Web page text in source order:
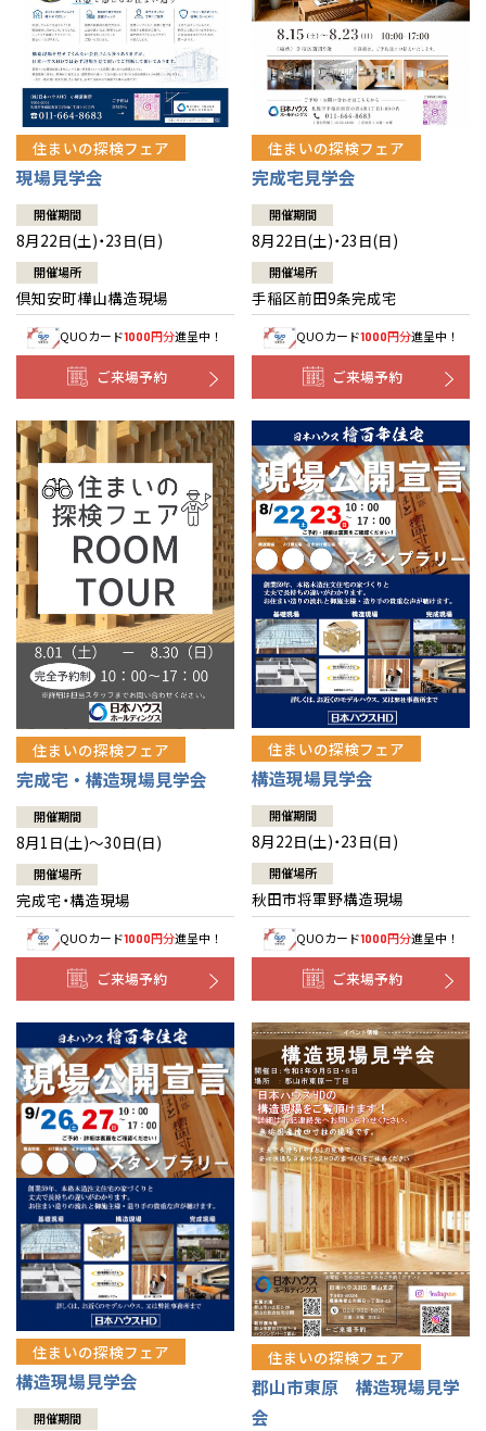
住まいの探検フェア
現場見学会
開催期間
8月22日(土)・23日(日)
開催場所
倶知安町樺山構造現場
QUOカード1000円分進呈中！
ご来場予約
住まいの探検フェア
完成宅見学会
開催期間
8月22日(土)・23日(日)
開催場所
手稲区前田9条完成宅
QUOカード1000円分進呈中！
ご来場予約
住まいの探検フェア
完成宅・構造現場見学会
開催期間
8月1日(土)～30日(日)
開催場所
完成宅・構造現場
QUOカード1000円分進呈中！
ご来場予約
住まいの探検フェア
構造現場見学会
開催期間
8月22日(土)・23日(日)
開催場所
秋田市将軍野構造現場
QUOカード1000円分進呈中！
ご来場予約
住まいの探検フェア
構造現場見学会
開催期間
住まいの探検フェア
郡山市東原 構造現場見学
会
札幌
道央
道北
道南
道東
東北
青森
秋田
岩手
山形
宮城
福島
甲信越・北陸
新潟
山梨
長野
富山
石川
福井
関東
東京
神奈川
埼玉
千葉
茨城
栃木
群馬
東海
愛知
岐阜
静岡
三重
近畿
大阪
京都
兵庫
奈良
滋賀
和歌山
中国・四国
岡山
香川
愛媛
鳥取
島根
広島
山口
徳島
高知
九州
福岡
佐賀
熊本
大分
宮崎
鹿児島
長崎
沖縄
分譲マンション
※現住所のある都道府県以外の建築予定地の方でも現住所の有るお近
くの展示場又は店舗にお問合せください。移住の計画の方もご相談対
応します。お気軽にご相談ください。
札幌
札幌
小樽
道央
苫小牧千歳
小樽
道北
道南
道東
釧路
東北
青森県
八戸
青森
秋田県
秋田
岩手県
山形県
宮城県
仙台
福島県
会津
甲信越・北陸
新潟県
長岡
山梨県
長野県
富山県
富山
石川県
福井県
福井
関東
東京都
神奈川県
相模
埼玉県
埼玉
千葉県
千葉
柏
茨城県
水戸
栃木県
宇都宮
小山
群馬県
群馬
伊勢崎
東海
愛知県
岐阜県
岐阜
静岡県
三重県
四日市
近畿
大阪府
大阪
京都府
京都
兵庫県
姫路
奈良県
奈良
中国・四国
岡山県
岡山
愛媛県
松山
九州
福岡県
福岡
佐賀県
佐賀
熊本県
熊本
大分県
大分
宮崎県
宮崎
鹿児島県
鹿児島